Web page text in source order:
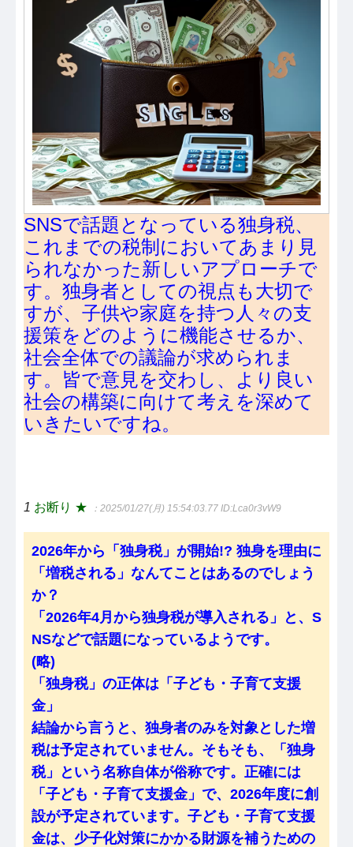
SNSで話題となっている独身税、
これまでの税制においてあまり見
られなかった新しいアプローチで
す。独身者としての視点も大切で
すが、子供や家庭を持つ人々の支
援策をどのように機能させるか、
社会全体での議論が求められま
す。皆で意見を交わし、より良い
社会の構築に向けて考えを深めて
いきたいですね。
1 お断り ★ ：2025/01/27(月) 15:54:03.77 ID:Lca0r3vW9
2026年から「独身税」が開始!? 独身を理由に
「増税される」なんてことはあるのでしょう
か？
「2026年4月から独身税が導入される」と、S
NSなどで話題になっているようです。
(略)
「独身税」の正体は「子ども・子育て支援
金」
結論から言うと、独身者のみを対象とした増
税は予定されていません。そもそも、「独身
税」という名称自体が俗称です。正確には
「子ども・子育て支援金」で、2026年度に創
設が予定されています。子ども・子育て支援
金は、少子化対策にかかる財源を補うための